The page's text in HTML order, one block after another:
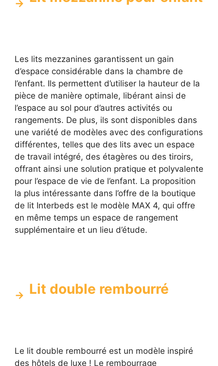
Les lits mezzanines garantissent un gain
d’espace considérable dans la chambre de
l’enfant. Ils permettent d’utiliser la hauteur de la
pièce de manière optimale, libérant ainsi de
l’espace au sol pour d’autres activités ou
rangements. De plus, ils sont disponibles dans
une variété de modèles avec des configurations
différentes, telles que des lits avec un espace
de travail intégré, des étagères ou des tiroirs,
offrant ainsi une solution pratique et polyvalente
pour l’espace de vie de l’enfant. La proposition
la plus intéressante dans l’offre de la boutique
de lit Interbeds est le modèle MAX 4, qui offre
en même temps un espace de rangement
supplémentaire et un lieu d’étude.
Lit double rembourré
Le lit double rembourré est un modèle inspiré
des hôtels de luxe ! Le rembourrage